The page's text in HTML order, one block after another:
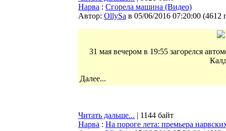
Нарва : Сгорела машина (Видео)
Автор: OllySa в 05/06/2016 07:20:00 (4612
31 мая вечером в 19:55 загорелся
Далее...
Читать дальше... | 1144 байт
Нарва : На пороге лета: премьера